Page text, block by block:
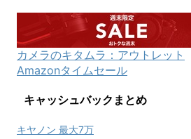
カメラのキタムラ：アウトレット
Amazonタイムセール
キャッシュバックまとめ
キヤノン 最大7万